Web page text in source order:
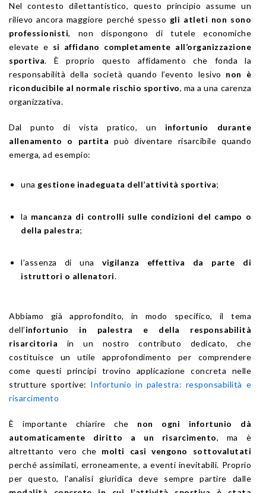
Nel contesto dilettantistico, questo principio assume un
rilievo ancora maggiore perché spesso gli atleti non sono
professionisti, non dispongono di tutele economiche
elevate e si affidano completamente all’organizzazione
sportiva. È proprio questo affidamento che fonda la
responsabilità della società quando l’evento lesivo non è
riconducibile al normale rischio sportivo, ma a una carenza
organizzativa.
Dal punto di vista pratico, un infortunio durante
allenamento o partita può diventare risarcibile quando
emerga, ad esempio:
una gestione inadeguata dell’attività sportiva;
la mancanza di controlli sulle condizioni del campo o
della palestra;
l’assenza di unavigilanza effettiva da parte di
istruttori o allenatori.
Abbiamo già approfondito, in modo specifico, il tema
dell’infortunio in palestra e della responsabilità
risarcitoria in un nostro contributo dedicato, che
costituisce un utile approfondimento per comprendere
come questi principi trovino applicazione concreta nelle
strutture sportive: Infortunio in palestra: responsabilità e
risarcimento
È importante chiarire che non ogni infortunio dà
automaticamente diritto a un risarcimento, ma è
altrettanto vero che molti casi vengono sottovalutati
perché assimilati, erroneamente, a eventi inevitabili. Proprio
per questo, l’analisi giuridica deve sempre partire dalle